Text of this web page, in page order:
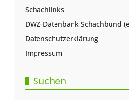
Schachlinks
DWZ-Datenbank Schachbund
Datenschutzerklärung
Impressum
Suchen